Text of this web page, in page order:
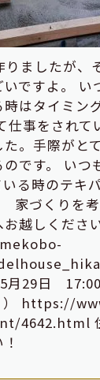
ましたが、
ですよ。 い
はタイミン
仕事をされて
。手際がと
です。 いつ
る時のテキ
づくりを考
越しくださ
5月29日
） https://
4642.html